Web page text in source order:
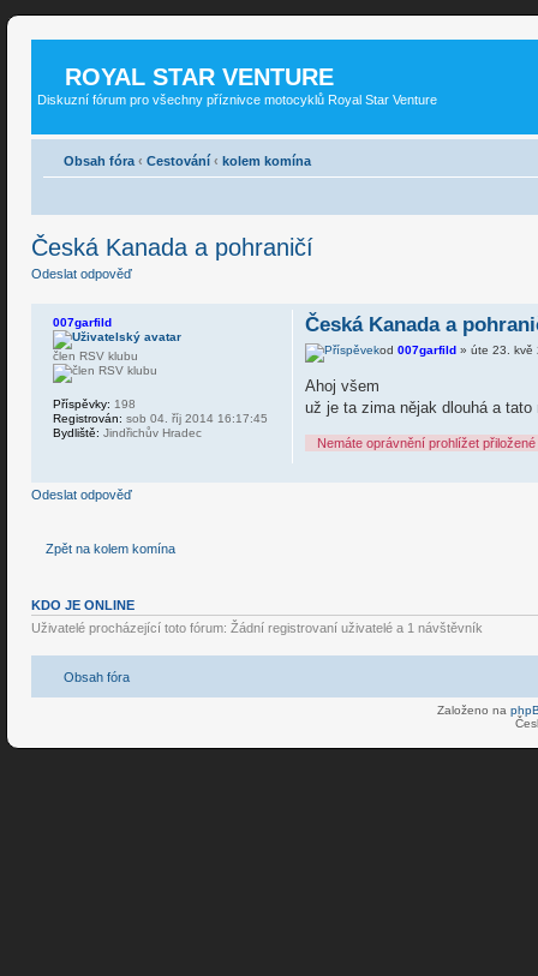
ROYAL STAR VENTURE
Diskuzní fórum pro všechny příznivce motocyklů Royal Star Venture
Obsah fóra ‹ Cestování ‹ kolem komína
Česká Kanada a pohraničí
Odeslat odpověď
Česká Kanada a
od 007garfild» úte 23. kvě
Ahoj všem
už je ta zima nějak dlouhá a
Nemáte oprávnění prohlížet
007garfild
člen RSV klubu
Příspěvky: 198
Registrován: sob 04. říj 2014 16:17:45
Bydliště: Jindřichův Hradec
Odeslat odpověď
Zpět na kolem komína
KDO JE ONLINE
Uživatelé procházející toto fórum: Žádní registrovaní uživatelé a 1 návštěvník
Obsah fóra
Založeno na